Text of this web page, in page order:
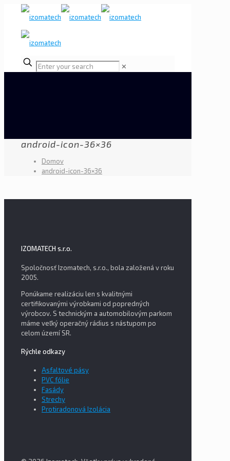
✕
android-icon-36×36
Domov
android-icon-36×36
IZOMATECH s.r.o.
Spoločnosť Izomatech, s.r.o., bola založená v roku
2005.
Ponúkame realizáciu len s kvalitnými
certifikovanými výrobkami od popredných
výrobcov. S technickým a automobilovým parkom
máme veľký operačný rádius s nástupom po
celom území SR.
Rýchle odkazy
Asfaltové pásy
PVC fólie
Fasády
Strechy
Protiradonová Izolácia